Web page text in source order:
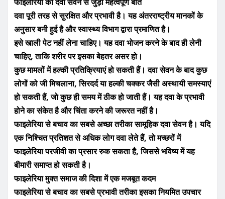
दवा पूरी तरह से सुरक्षित और प्रभावी है। यह अंतरराष्ट्रीय मानकों के
अनुसार बनी हुई है और स्वास्थ्य विभाग द्वारा प्रमाणित है।
इसे खाली पेट नहीं लेना चाहिए। यह दवा भोजन करने के बाद ही लेनी
चाहिए, ताकि शरीर पर इसका बेहतर असर हो।
कुछ मामलों में हल्की प्रतिक्रियाएं हो सकती हैं। दवा सेवन के बाद कुछ
लोगों को जी मिचलाना, सिरदर्द या हल्की चक्कर जैसी अस्थायी समस्याएं
हो सकती हैं, जो कुछ ही समय में ठीक हो जाती हैं। यह दवा के प्रभावी
होने का संकेत है और चिंता करने की जरूरत नहीं है।
फाइलेरिया से बचाव का सबसे अच्छा तरीका सामूहिक दवा सेवन है। यदि
एक निश्चित प्रतिशत से अधिक लोग दवा लेते हैं, तो मच्छरों में
फाइलेरिया परजीवी का प्रसार रुक सकता है, जिससे भविष्य में यह
बीमारी समाप्त हो सकती है।
फाइलेरिया मुक्त समाज की दिशा में एक मजबूत कदम
फाइलेरिया से बचाव का सबसे प्रभावी तरीका इसका नियमित उपचार